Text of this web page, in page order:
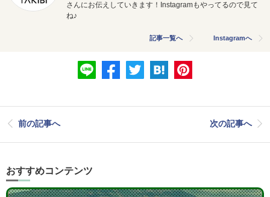
さんにお伝えしていきます！Instagramもやってるので見て
ね♪
記事一覧へ Instagramへ
前の記事へ 次の記事へ
おすすめコンテンツ